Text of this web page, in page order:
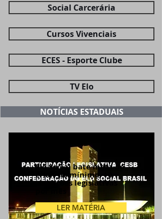
Social Carcerária
Cursos Vivenciais
ECES - Esporte Clube
TV Elo
NOTÍCIAS ESTADUAIS
Elo Social bate meta de
criar, no mínimo, 10
sugestões legislativas
LER MATÉRIA